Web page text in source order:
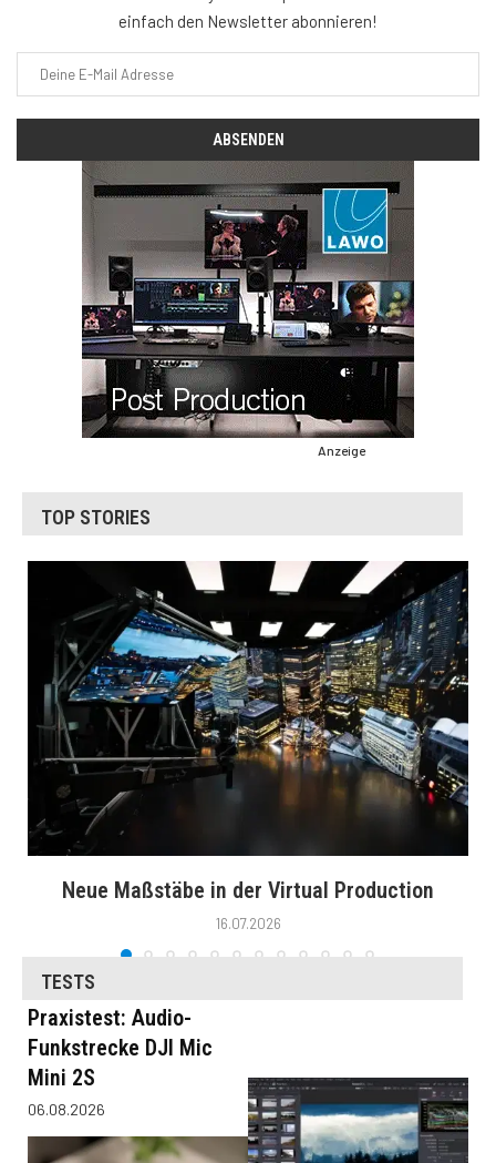
einfach den Newsletter abonnieren!
Anzeige
TOP STORIES
Neue Maßstäbe in der Virtual Production
16.07.2026
TESTS
Praxistest: Audio-
Funkstrecke DJI Mic
Mini 2S
06.08.2026